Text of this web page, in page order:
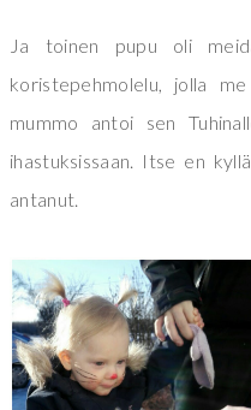
Ja toinen pupu oli
koristepehmolelu, jolla
mummo antoi sen
ihastuksissaan. Itse en
antanut.